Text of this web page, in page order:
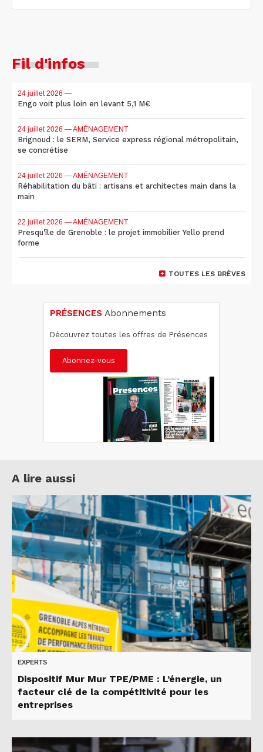
Fil d'infos
24 juillet 2026 —
Engo voit plus loin en levant 5,1 M€
24 juillet 2026 — AMÉNAGEMENT
Brignoud : le SERM, Service express régional métropolitain,
se concrétise
24 juillet 2026 — AMÉNAGEMENT
Réhabilitation du bâti : artisans et architectes main dans la
main
22 juillet 2026 — AMÉNAGEMENT
Presqu'île de Grenoble : le projet immobilier Yello prend
forme
TOUTES LES BRÈVES
PRÉSENCES Abonnements
Découvrez toutes les offres de Présences
Abonnez-vous
A lire aussi
EXPERTS
Dispositif Mur Mur TPE/PME : L’énergie, un
facteur clé de la compétitivité pour les
entreprises